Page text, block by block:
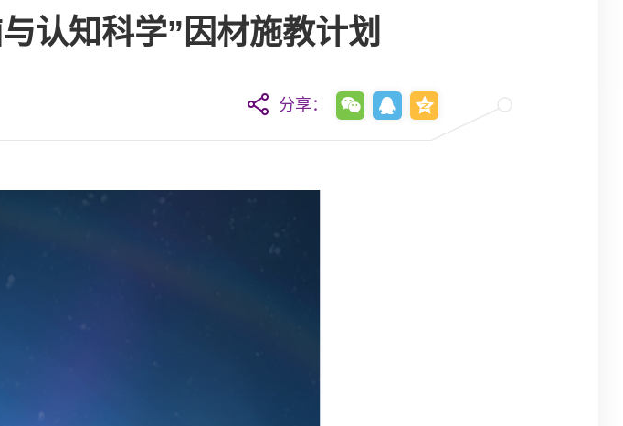
认知科学”因材施教计划
分享：